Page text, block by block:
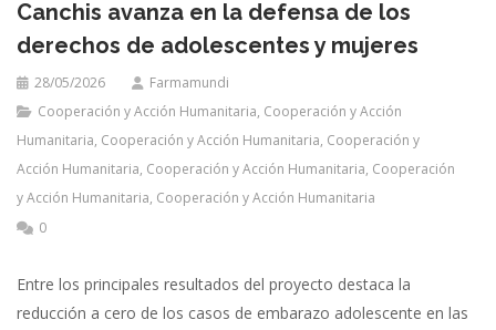
Canchis avanza en la defensa de los
derechos de adolescentes y mujeres
28/05/2026
Farmamundi
Cooperación y Acción Humanitaria, Cooperación y Acción
Humanitaria, Cooperación y Acción Humanitaria, Cooperación y
Acción Humanitaria, Cooperación y Acción Humanitaria, Cooperación
y Acción Humanitaria, Cooperación y Acción Humanitaria
0
Entre los principales resultados del proyecto destaca la
reducción a cero de los casos de embarazo adolescente en las